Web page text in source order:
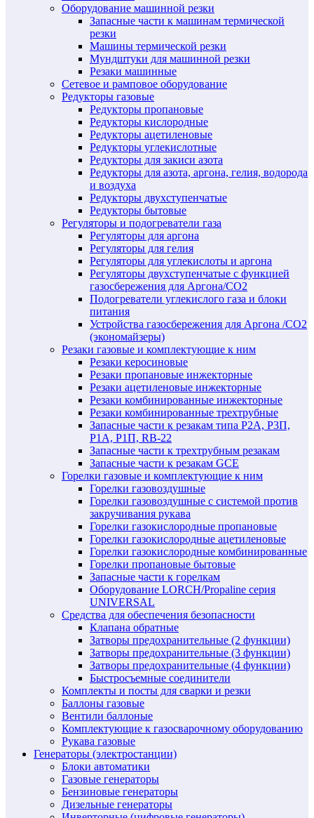
Оборудование машинной резки
Запасные части к машинам термической
резки
Машины термической резки
Мундштуки для машинной резки
Резаки машинные
Сетевое и рамповое оборудование
Редукторы газовые
Редукторы пропановые
Редукторы кислородные
Редукторы ацетиленовые
Редукторы углекислотные
Редукторы для закиси азота
Редукторы для азота, аргона, гелия, водорода
и воздуха
Редукторы двухступенчатые
Редукторы бытовые
Регуляторы и подогреватели газа
Регуляторы для аргона
Регуляторы для гелия
Регуляторы для углекислоты и аргона
Регуляторы двухступенчатые c функцией
газосбережения для Аргона/СО2
Подогреватели углекислого газа и блоки
питания
Устройства газосбережения для Аргона /СО2
(экономайзеры)
Резаки газовые и комплектующие к ним
Резаки керосиновые
Резаки пропановые инжекторные
Резаки ацетиленовые инжекторные
Резаки комбинированные инжекторные
Резаки комбинированные трехтрубные
Запасные части к резакам типа Р2А, Р3П,
Р1А, Р1П, RB-22
Запасные части к трехтрубным резакам
Запасные части к резакам GCE
Горелки газовые и комплектующие к ним
Горелки газовоздушные
Горелки газовоздушные с системой против
закручивания рукава
Горелки газокислородные пропановые
Горелки газокислородные ацетиленовые
Горелки газокислородные комбинированные
Горелки пропановые бытовые
Запасные части к горелкам
Оборудование LORCH/Propaline серия
UNIVERSAL
Средства для обеспечения безопасности
Клапана обратные
Затворы предохранительные (2 функции)
Затворы предохранительные (3 функции)
Затворы предохранительные (4 функции)
Быстросъемные соединители
Комплекты и посты для сварки и резки
Баллоны газовые
Вентили баллоные
Комплектующие к газосварочному оборудованию
Рукава газовые
Генераторы (электростанции)
Блоки автоматики
Газовые генераторы
Бензиновые генераторы
Дизельные генераторы